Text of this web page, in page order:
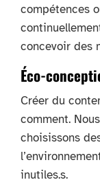
compétences
concevoir des
Éco-
Créer du
comment.
choisissons
inutiles.s.